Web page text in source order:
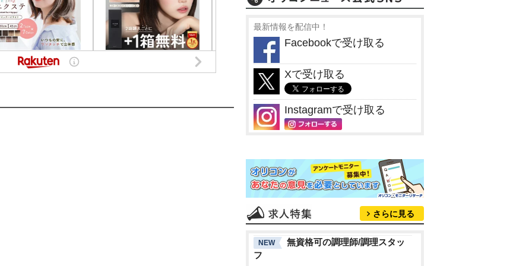
最新情報を配信中！
Facebookで受け取る
Xで受け取る
Instagramで受け取る
さらに見る
NEW
無資格可の調理師/調理スタッ
フ